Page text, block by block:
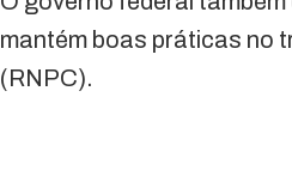
mantém boas práticas no
(RNPC).